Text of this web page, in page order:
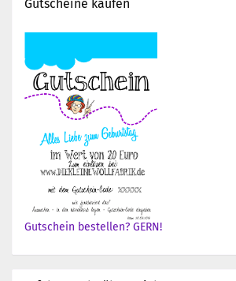
Gutscheine kaufen
Gutschein bestellen? GERN!